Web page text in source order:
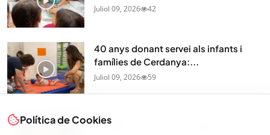
Juliol 09, 2026 42
40 anys donant servei als infants i
famílies de Cerdanya:...
Juliol 09, 2026 59
La rebuda del Tour de França a
Política de Cookies